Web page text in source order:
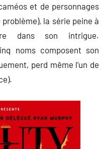
et de personnages
la série peine à
dans son intrigue.
noms composent son
perd même l’un de